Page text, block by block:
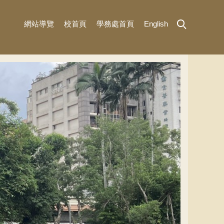
網站導覽 校首頁 學務處首頁 English